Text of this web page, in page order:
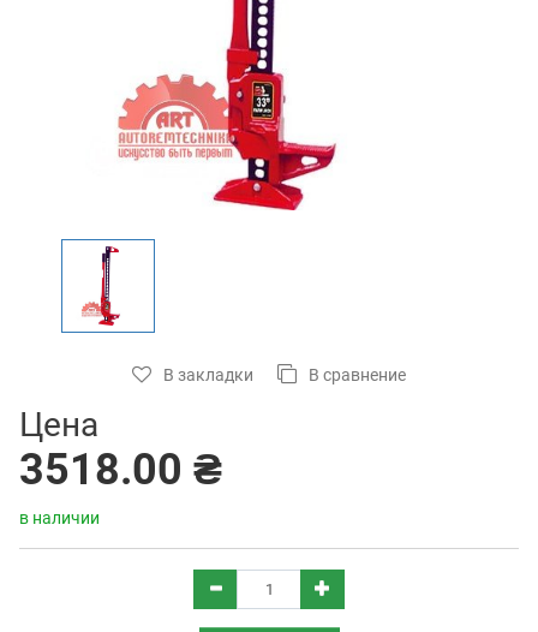
В закладки В сравнение
Цена
3518.00 ₴
в наличии